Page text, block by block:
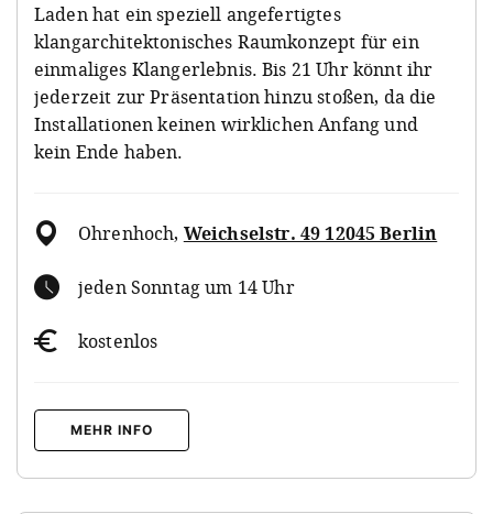
Laden hat ein speziell angefertigtes
klangarchitektonisches Raumkonzept für ein
einmaliges Klangerlebnis. Bis 21 Uhr könnt ihr
jederzeit zur Präsentation hinzu stoßen, da die
Installationen keinen wirklichen Anfang und
kein Ende haben.
Ohrenhoch, Weichselstr. 49 12045 Berlin
jeden Sonntag um 14 Uhr
kostenlos
MEHR INFO